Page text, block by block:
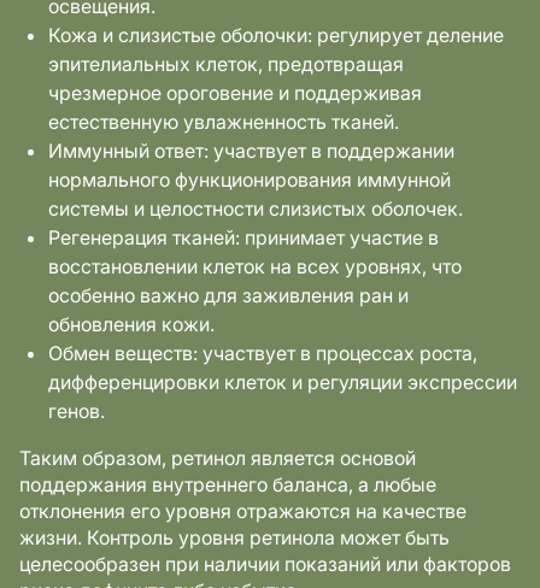
освещения.
Кожа и слизистые оболочки: регулирует деление
эпителиальных клеток, предотвращая
чрезмерное ороговение и поддерживая
естественную увлажненность тканей.
Иммунный ответ: участвует в поддержании
нормального функционирования иммунной
системы и целостности слизистых оболочек.
Регенерация тканей: принимает участие в
восстановлении клеток на всех уровнях, что
особенно важно для заживления ран и
обновления кожи.
Обмен веществ: участвует в процессах роста,
дифференцировки клеток и регуляции экспрессии
генов.
Таким образом, ретинол является основой
поддержания внутреннего баланса, а любые
отклонения его уровня отражаются на качестве
жизни. Контроль уровня ретинола может быть
целесообразен при наличии показаний или факторов